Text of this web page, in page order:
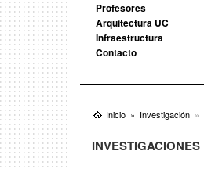
Profesores
Arquitectura UC
Infraestructura
Contacto
Inicio Investigación
INVESTIGACIONES